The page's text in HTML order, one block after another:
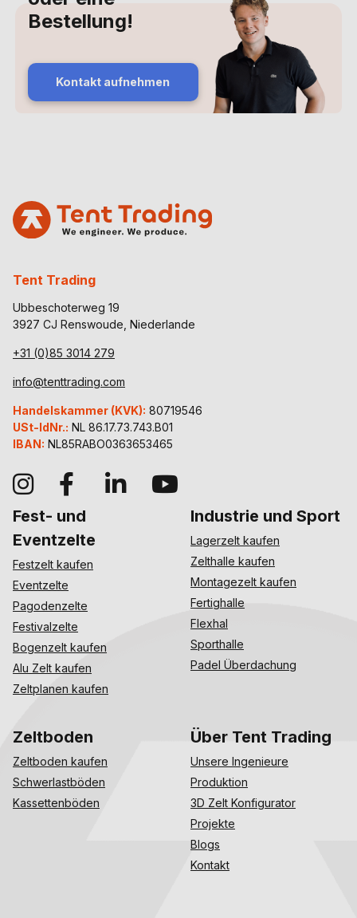
Bestellung!
Kontakt aufnehmen
Tent Trading
Ubbeschoterweg 19
3927 CJ Renswoude, Niederlande
+31 (0)85 3014 279
info@tenttrading.com
Handelskammer (KVK): 80719546
USt-IdNr.: NL 86.17.73.743.B01
IBAN: NL85RABO0363653465
Fest- und
Eventzelte
Festzelt kaufen
Eventzelte
Pagodenzelte
Festivalzelte
Bogenzelt kaufen
Alu Zelt kaufen
Zeltplanen kaufen
Industrie und Sport
Lagerzelt kaufen
Zelthalle kaufen
Montagezelt kaufen
Fertighalle
Flexhal
Sporthalle
Padel Überdachung
Zeltboden
Zeltboden kaufen
Schwerlastböden
Kassettenböden
Über Tent Trading
Unsere Ingenieure
Produktion
3D Zelt Konfigurator
Projekte
Blogs
Kontakt